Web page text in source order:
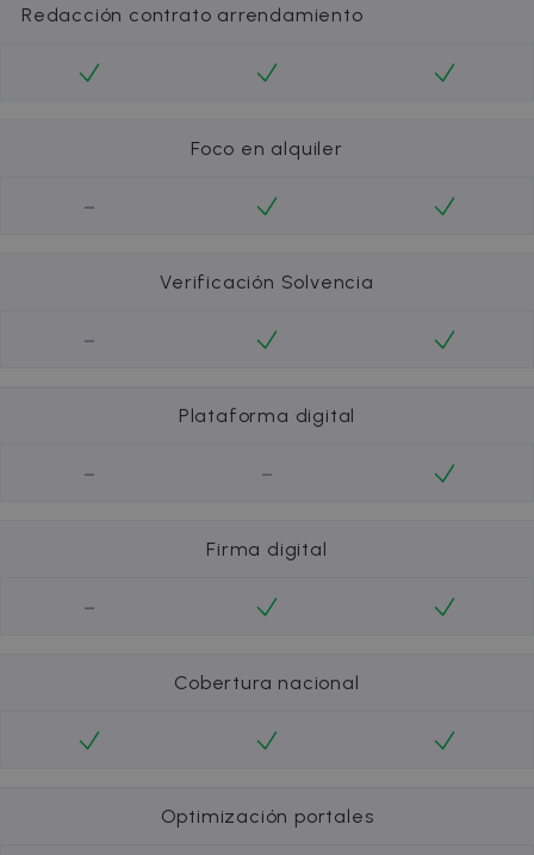
Redacción contrato arrendamiento
Foco en alquiler
-
Verificación Solvencia
-
Plataforma digital
- -
Firma digital
-
Cobertura nacional
Optimización portales